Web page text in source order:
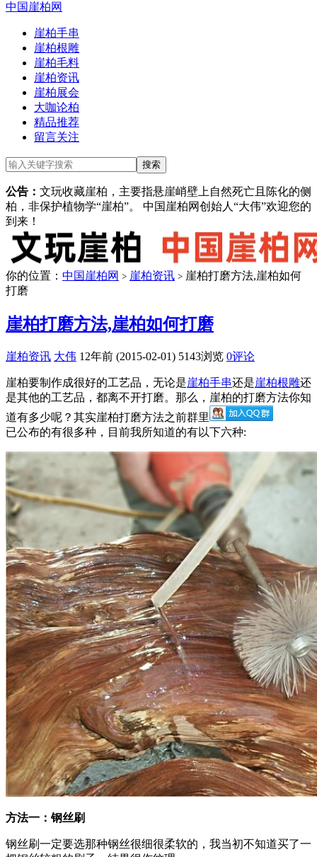
中国崖柏网
崖柏手串
崖柏根雕
崖柏毛料
崖柏资讯
崖柏展会
大咖论柏
精品推荐
留言关注
公告： 文玩收藏崖柏，主要指悬崖峭壁上自然死亡且陈化的侧
柏，非保护植物学“崖柏”。 中国崖柏网创始人“大伟”欢迎您的
到来！
你的位置： 中国崖柏网 > 崖柏资讯 > 崖柏打磨方法,崖柏如何
打磨
崖柏打磨方法,崖柏如何打磨
崖柏资讯 大伟 12年前 (2015-02-01) 5143浏览 0评论
崖柏要制作成很好的工艺品，无论是崖柏手串还是崖柏根雕还
是其他的工艺品，都离不开打磨。那么，崖柏的打磨方法你知
道有多少呢？其实崖柏打磨方法之前群里
已公布的有很多种，目前我所知道的有以下六种:
方法一：钢丝刷
钢丝刷一定要选那种钢丝很细很柔软的，我当初不知道买了一